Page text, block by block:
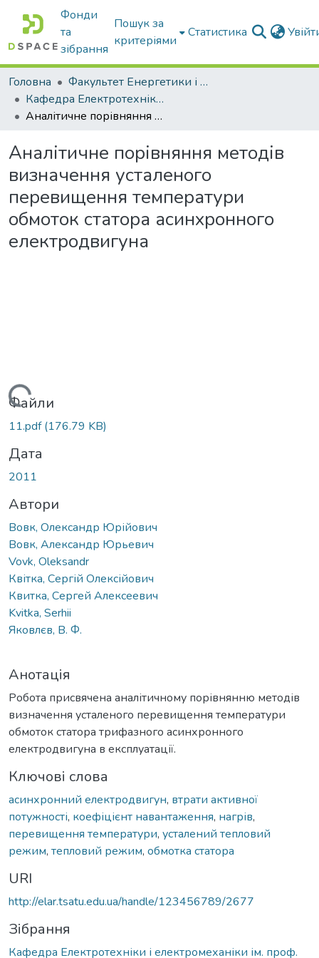
Фонди
та
зібрання
Пошук за
критеріями
Статистика
Головна
Факультет Енергетики і комп'ютерних технологій
Кафедра Електротехніки і електромеханіки ім. проф. В.В. Овчарова
Аналітичне порівняння методів визначення усталеного перевищення температури обмоток статора асинхронного електродвигуна
Аналітичне порівняння методів
визначення усталеного
перевищення температури
обмоток статора асинхронного
електродвигуна
Файли
11.pdf(176.79 KB)
Дата
2011
Автори
Вовк, Олександр Юрійович
Вовк, Александр Юрьевич
Vovk, Oleksandr
Квітка, Сергій Олексійович
Квитка, Сергей Алексеевич
Kvitka, Serhii
Яковлєв, В. Ф.
Анотація
Робота присвячена аналітичному порівнянню методів
визначення усталеного перевищення температури
обмоток статора трифазного асинхронного
електродвигуна в експлуатації.
Ключові слова
асинхронний електродвигун, втрати активної
потужності, коефіцієнт навантаження, нагрів,
перевищення температури, усталений тепловий
режим, тепловий режим, обмотка статора
URI
http://elar.tsatu.edu.ua/handle/123456789/2677
Зібрання
Кафедра Електротехніки і електромеханіки ім. проф.